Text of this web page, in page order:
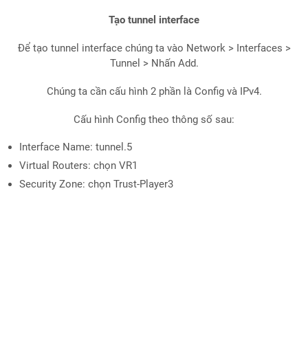
Tạo tunnel interface
Để tạo tunnel interface chúng ta vào Network > Interfaces >
Tunnel > Nhấn Add.
Chúng ta cần cấu hình 2 phần là Config và IPv4.
Cấu hình Config theo thông số sau:
Interface Name: tunnel.5
Virtual Routers: chọn VR1
Security Zone: chọn Trust-Player3